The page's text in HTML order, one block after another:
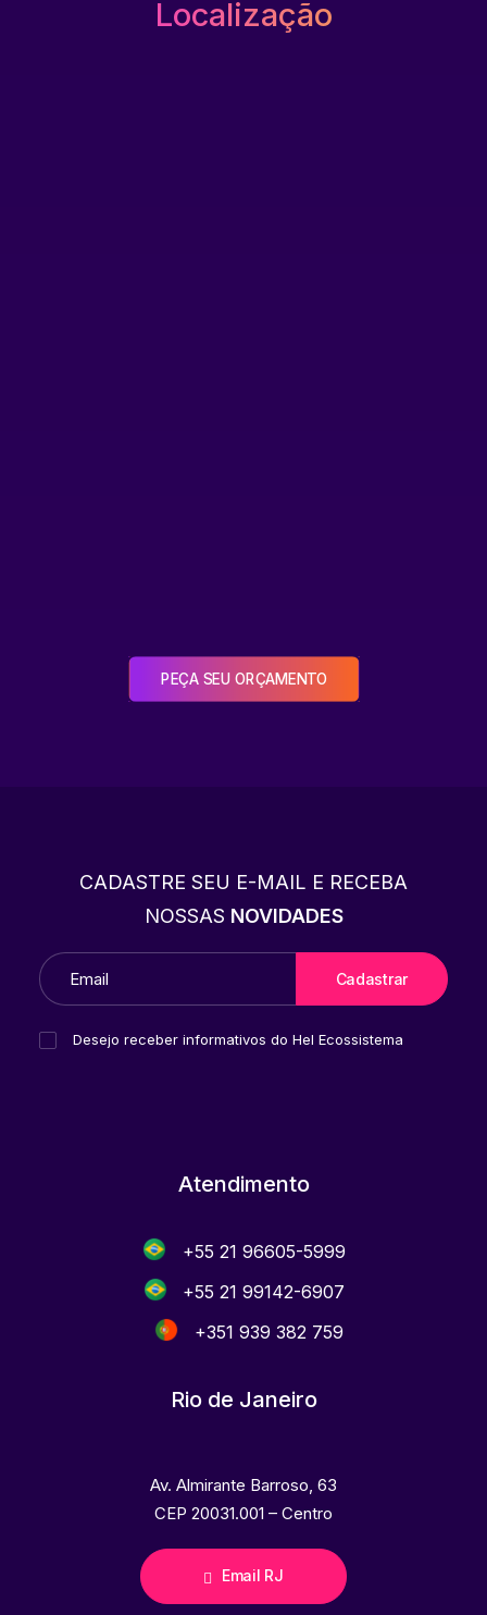
Localização
PEÇA SEU ORÇAMENTO
CADASTRE SEU E-MAIL E RECEBA
NOSSAS NOVIDADES
Desejo receber informativos do Hel Ecossistema
Atendimento
+55 21 96605-5999
+55 21 99142-6907
+351 939 382 759
Rio de Janeiro
Av. Almirante Barroso, 63
CEP 20031.001 – Centro
Email RJ